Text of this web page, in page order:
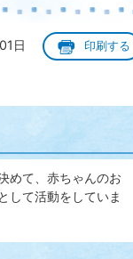
日 印刷する
めて、赤ちゃんのお
して活動をしていま